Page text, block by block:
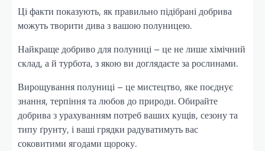
Ці факти показують, як правильно підібрані добрива
можуть творити дива з вашою полуницею.
Найкраще добриво для полуниці – це не лише хімічний
склад, а й турбота, з якою ви доглядаєте за рослинами.
Вирощування полуниці – це мистецтво, яке поєднує
знання, терпіння та любов до природи. Обирайте
добрива з урахуванням потреб ваших кущів, сезону та
типу ґрунту, і ваші грядки радуватимуть вас
соковитими ягодами щороку.